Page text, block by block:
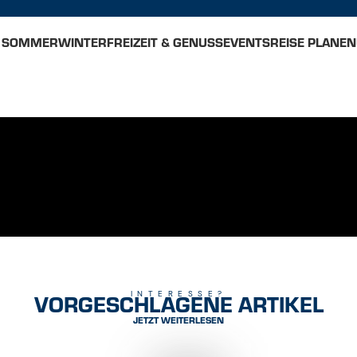
SOMMERWINTERFREIZEIT & GENUSSEVENTSREISE PLANEN
INTERESSE?
VORGESCHLAGENE ARTIKEL
JETZT WEITERLESEN